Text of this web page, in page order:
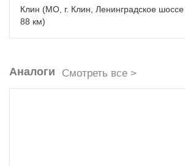
Клин (МО, г. Клин, Ленинградское шоссе
88 км)
Аналоги Смотреть все >